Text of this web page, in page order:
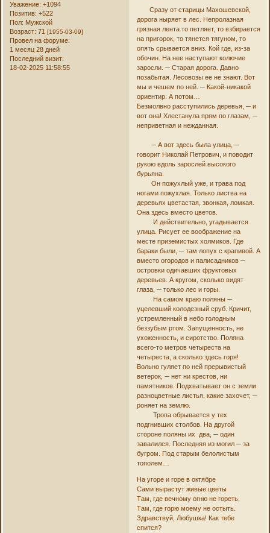
Уважение: +1094
Позитив: +522
Пол: Мужской
Возраст: 71[1955-03-09]
Провел на форуме:
1 месяц 28 дней
Последний визит:
18-02-2025 11:58:55
Сразу от старицы Махошевской,
дорога ныряет в лес. Непролазная
грязная лента то петляет, то взбирается
на пригорок, то тянется тягуном, то
опять срывается вниз. Кой где, из-за
обочин. На нее наступают колючие
заросли. ─ Старая дорога. Давно
позабытая. Лесовозы ее не знают. Вот
мы и чешем по ней. ─ Какой-никакой
ориентир. А потом…
Безмолвно расступились деревья, ─ и
вот она! Хлестанула прям по глазам, ─
неприветная и нежданная.
─ А вот здесь была улица, ─
говорит Николай Петрович, и поводит
рукою вдоль зарослей высокого
бурьяна.
Он пожухлый уже, и трава под
ногами пожухлая. Только листва на
деревьях цветастая, звонкая, ломкая.
Она здесь вместо цветов.
И действительно, угадывается
улица. Рисует ее воображение на
месте приземистых холмиков. Где
бараки были, ─ там лопух с крапивой. А
вместо огородов и палисадников ─
островки одичавших фруктовых
деревьев. А кругом, сколько видят
глаза, ─ только лес и горы.
На самом краю поляны ─
уцелевший колодезный сруб. Кричит,
устремленный в небо голодным
беззубым ртом. Запущенность, не
ухоженность, и сиротство. Поляна
всего-то метров четыреста на
четыреста, а сколько здесь горя!
Вольно гуляет по ней прерывистый
ветерок, ─ нет ни крестов, ни
памятников. Подхватывает он с земли
разноцветные листья, какие захочет, ─
роняет на землю.
Тропа обрывается у тех
подгнивших столбов. На другой
стороне поляны их два, ─ один
завалился. Последняя из могил ─ за
бугром. Под старым белолистым
тополем…
На угоре и горе в октябре
Сами вырастут живые цветы
Там, где вечному огню не гореть,
Там, где горю моему не остыть.
Здравствуй, Любушка! Как тебе
спится?